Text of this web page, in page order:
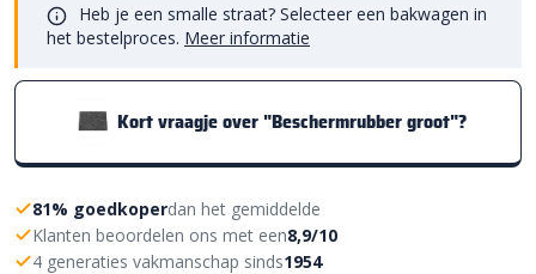
Heb je een smalle straat? Selecteer een bakwagen in
het bestelproces. Meer informatie
Kort vraagje over "Beschermrubber groot"?
81% goedkoperdan het gemiddelde
Klanten beoordelen ons met een8,9/10
4 generaties vakmanschap sinds1954